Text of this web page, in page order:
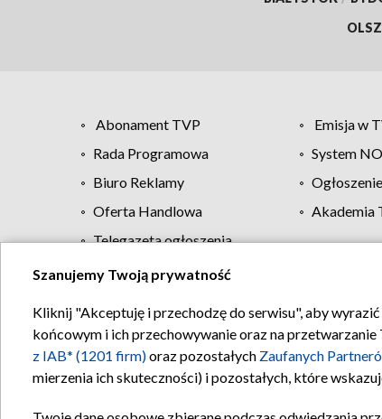
Abonament TVP Emisja w
Rada Programowa
System
Biuro Reklamy
Oferta Handlowa
Akademia
Telegazeta ogłoszenia
Regulamin TVP
Szanujemy Twoją prywatność
Kliknij "Akceptuję i przechodzę do serwisu", aby
końcowym i ich przechowywanie oraz na przetwarzanie
z IAB* (1201 firm)oraz pozostałych Zaufanych
mierzenia ich skuteczności) i pozostałych, które